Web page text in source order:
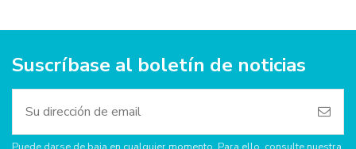
Suscríbase al boletín de noticias